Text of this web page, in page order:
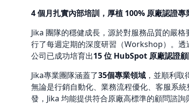
4 個月扎實內部培訓，厚植 100% 原廠認證專
Jika 團隊的穩健成長，源於對服務品質的嚴
行了每週定期的深度研習（Workshop）。
公司已成功培育出15 位 HubSpot 原廠認證
Jika專業團隊涵蓋了35個專業領域 ，並順利取
無論是行銷自動化、業務流程優化、客服系
發，Jika 均能提供符合原廠高標準的顧問諮詢